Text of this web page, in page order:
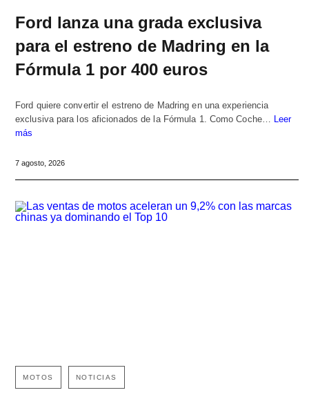
Ford lanza una grada exclusiva
para el estreno de Madring en la
Fórmula 1 por 400 euros
Ford quiere convertir el estreno de Madring en una experiencia
exclusiva para los aficionados de la Fórmula 1. Como Coche… Leer
más
7 agosto, 2026
MOTOS NOTICIAS